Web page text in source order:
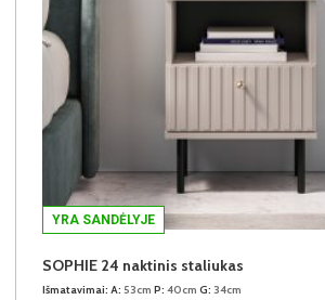
YRA SANDĖLYJE
SOPHIE 24 naktinis staliukas
Išmatavimai: A: 53cm P: 40cm G: 34cm